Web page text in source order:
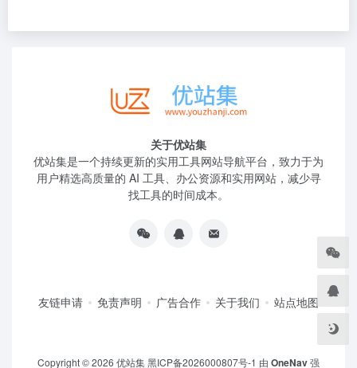
关于优站集
优站集是一个持续更新的实用工具网站导航平台，致力于为
用户精选高质量的 AI 工具、办公资源和实用网站，减少寻
找工具的时间成本。
友链申请 免责声明 广告合作 关于我们 站点地图
Copyright © 2026 优站集黑ICP备2026000807号-1 由 OneNav强